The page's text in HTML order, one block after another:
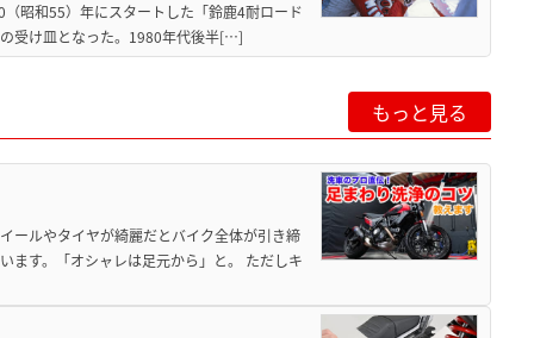
昭和55）年にスタートした「鈴鹿4耐ロード
受け皿となった。1980年代後半[…]
もっと見る
ールやタイヤが綺麗だとバイク全体が引き締
ます。「オシャレは足元から」と。 ただしキ